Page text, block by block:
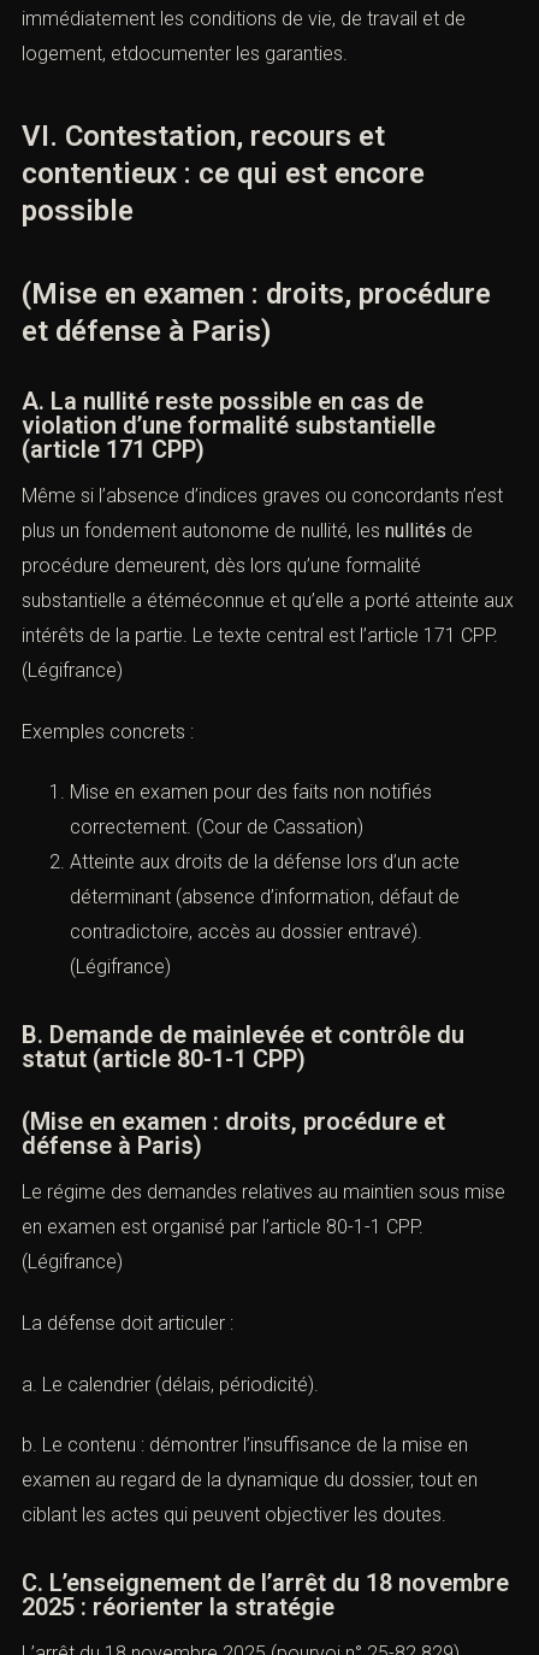
immédiatement les conditions de vie, de travail et de
logement, etdocumenter les garanties.
VI. Contestation, recours et
contentieux : ce qui est encore
possible
(Mise en examen : droits, procédure
et défense à Paris)
A. La nullité reste possible en cas de
violation d’une formalité substantielle
(article 171 CPP)
Même si l’absence d’indices graves ou concordants n’est
plus un fondement autonome de nullité, les nullités de
procédure demeurent, dès lors qu’une formalité
substantielle a étéméconnue et qu’elle a porté atteinte aux
intérêts de la partie. Le texte central est l’article 171 CPP.
(Légifrance)
Exemples concrets :
Mise en examen pour des faits non notifiés
correctement. (Cour de Cassation)
Atteinte aux droits de la défense lors d’un acte
déterminant (absence d’information, défaut de
contradictoire, accès au dossier entravé).
(Légifrance)
B. Demande de mainlevée et contrôle du
statut (article 80-1-1 CPP)
(Mise en examen : droits, procédure et
défense à Paris)
Le régime des demandes relatives au maintien sous mise
en examen est organisé par l’article 80-1-1 CPP.
(Légifrance)
La défense doit articuler :
a. Le calendrier (délais, périodicité).
b. Le contenu : démontrer l’insuffisance de la mise en
examen au regard de la dynamique du dossier, tout en
ciblant les actes qui peuvent objectiver les doutes.
C. L’enseignement de l’arrêt du 18 novembre
2025 : réorienter la stratégie